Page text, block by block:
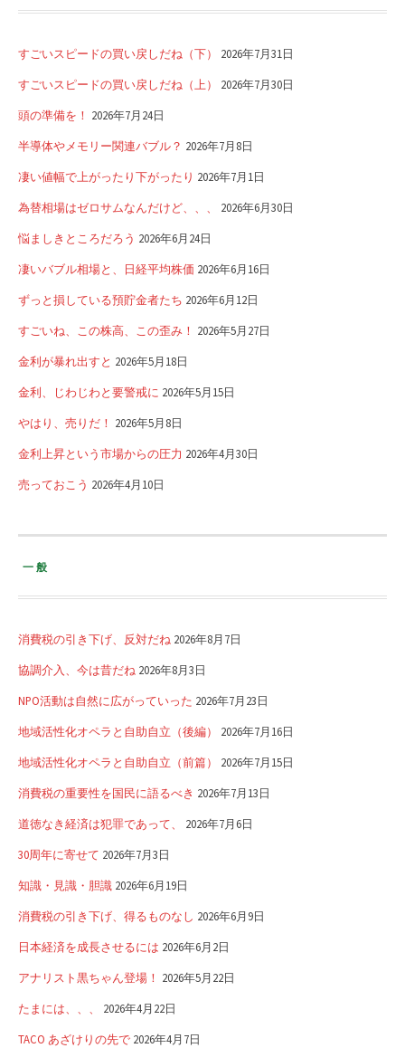
すごいスピードの買い戻しだね（下） 2026年7月31日
すごいスピードの買い戻しだね（上） 2026年7月30日
頭の準備を！ 2026年7月24日
半導体やメモリー関連バブル？ 2026年7月8日
凄い値幅で上がったり下がったり 2026年7月1日
為替相場はゼロサムなんだけど、、、 2026年6月30日
悩ましきところだろう 2026年6月24日
凄いバブル相場と、日経平均株価 2026年6月16日
ずっと損している預貯金者たち 2026年6月12日
すごいね、この株高、この歪み！ 2026年5月27日
金利が暴れ出すと 2026年5月18日
金利、じわじわと要警戒に 2026年5月15日
やはり、売りだ！ 2026年5月8日
金利上昇という市場からの圧力 2026年4月30日
売っておこう 2026年4月10日
一般
消費税の引き下げ、反対だね 2026年8月7日
協調介入、今は昔だね 2026年8月3日
NPO活動は自然に広がっていった 2026年7月23日
地域活性化オペラと自助自立（後編） 2026年7月16日
地域活性化オペラと自助自立（前篇） 2026年7月15日
消費税の重要性を国民に語るべき 2026年7月13日
道徳なき経済は犯罪であって、 2026年7月6日
30周年に寄せて 2026年7月3日
知識・見識・胆識 2026年6月19日
消費税の引き下げ、得るものなし 2026年6月9日
日本経済を成長させるには 2026年6月2日
アナリスト黒ちゃん登場！ 2026年5月22日
たまには、、、 2026年4月22日
TACO あざけりの先で 2026年4月7日